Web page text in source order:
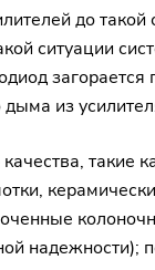
до такой
ситуации
из